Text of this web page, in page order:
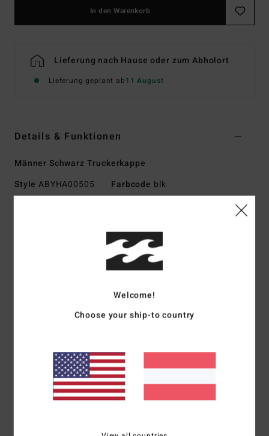
In den Warenkorb
Lieferung nach Hause oder zum Abholort
Lieferung geplant ab11 August
Details & Funktionen
Männer Schwarz Truckerkappe
Style ABYHA00505 Farbcode blk
Adventure-Division-Kollektion
Baumwollstoff und Mesh aus Polyester hinten
Snapback-Verschluss
Bestickter Patch
Zusammensetzung[Hauptstoff] 57 % Polyester, 43 %
Baumwolle
Welcome!
Choose your ship-to country